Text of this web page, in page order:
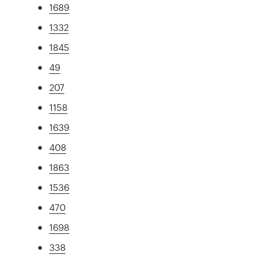
1689
1332
1845
49
207
1158
1639
408
1863
1536
470
1698
338